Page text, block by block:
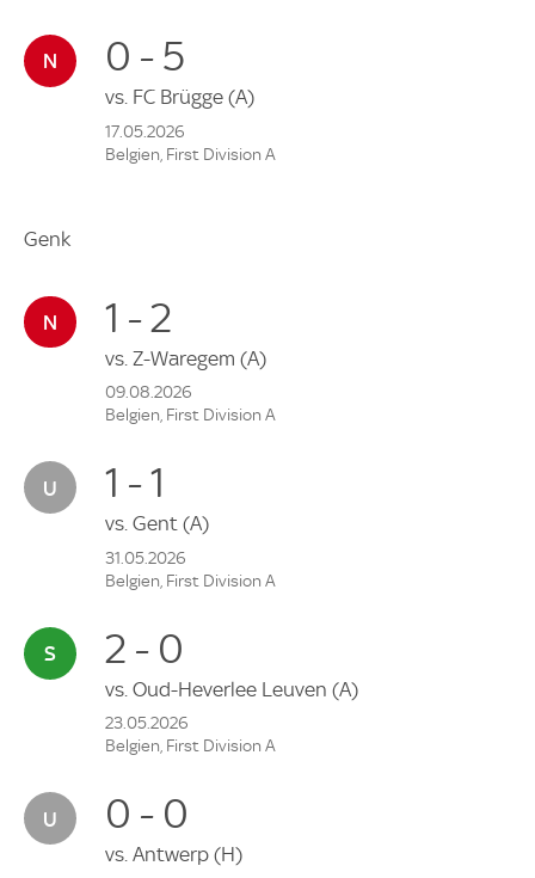
0 - 5
vs. FC Brügge (A)
17.05.2026
Belgien, First Division A
Genk
1 - 2
vs. Z-Waregem (A)
09.08.2026
Belgien, First Division A
1 - 1
vs. Gent (A)
31.05.2026
Belgien, First Division A
2 - 0
vs. Oud-Heverlee Leuven (A)
23.05.2026
Belgien, First Division A
0 - 0
vs. Antwerp (H)